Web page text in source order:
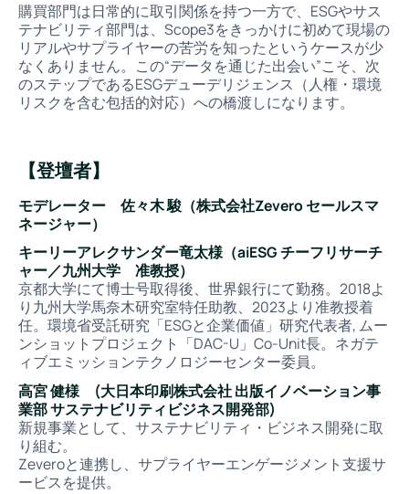
購買部門は日常的に取引関係を持つ一方で、ESGやサス
テナビリティ部門は、Scope3をきっかけに初めて現場の
リアルやサプライヤーの苦労を知ったというケースが少
なくありません。この“データを通じた出会い”こそ、次
のステップであるESGデューデリジェンス（人権・環境
リスクを含む包括的対応）への橋渡しになります。
【登壇者】
モデレーター 佐々木 駿（株式会社Zevero セールスマ
ネージャー）
キーリーアレクサンダー竜太様（aiESG チーフリサーチ
ャー／九州大学 准教授）
京都大学にて博士号取得後、世界銀行にて勤務。2018よ
り九州大学馬奈木研究室特任助教、2023より准教授着
任。環境省受託研究「ESGと企業価値」研究代表者, ムー
ンショットプロジェクト「DAC-U」Co-Unit長。ネガテ
ィブエミッションテクノロジーセンター委員。
高宮 健様 (大日本印刷株式会社 出版イノベーション事
業部 サステナビリティビジネス開発部)
新規事業として、サステナビリティ・ビジネス開発に取
り組む。
Zeveroと連携し、サプライヤーエンゲージメント支援サ
ービスを提供。